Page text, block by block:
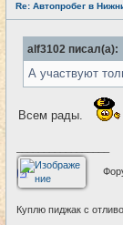
е
т
Re: Автопробег в
alf3102 писал(а):
А участвуют
Всем рады.
Куплю пиджак с